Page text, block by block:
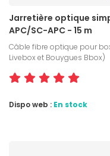
Jarretière optique
APC/SC-APC - 15 m
Câble fibre optique pour
Livebox et Bouygues Bbox)
Dispo web : En stock